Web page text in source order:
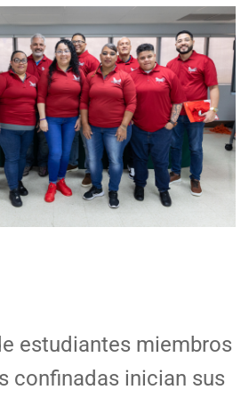
estudiantes miembros
confinadas inician sus